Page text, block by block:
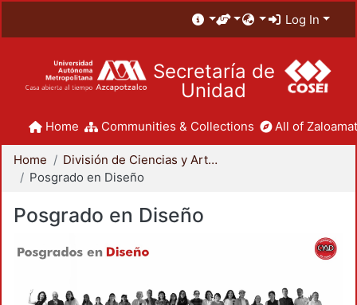
Log In
Secretaría de
Unidad
Home Communities & Collections All of
Home
División de Ciencias y Artes para el Diseño
Posgrado en Diseño
Posgrado en Diseño